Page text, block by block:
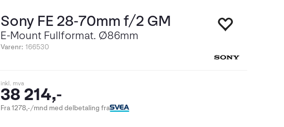
Sony FE 28-70mm f/2 GM
E-Mount Fullformat. Ø86mm
Varenr: 166530
inkl. mva
38 214,-
Fra 1278,-/mnd med delbetaling fra